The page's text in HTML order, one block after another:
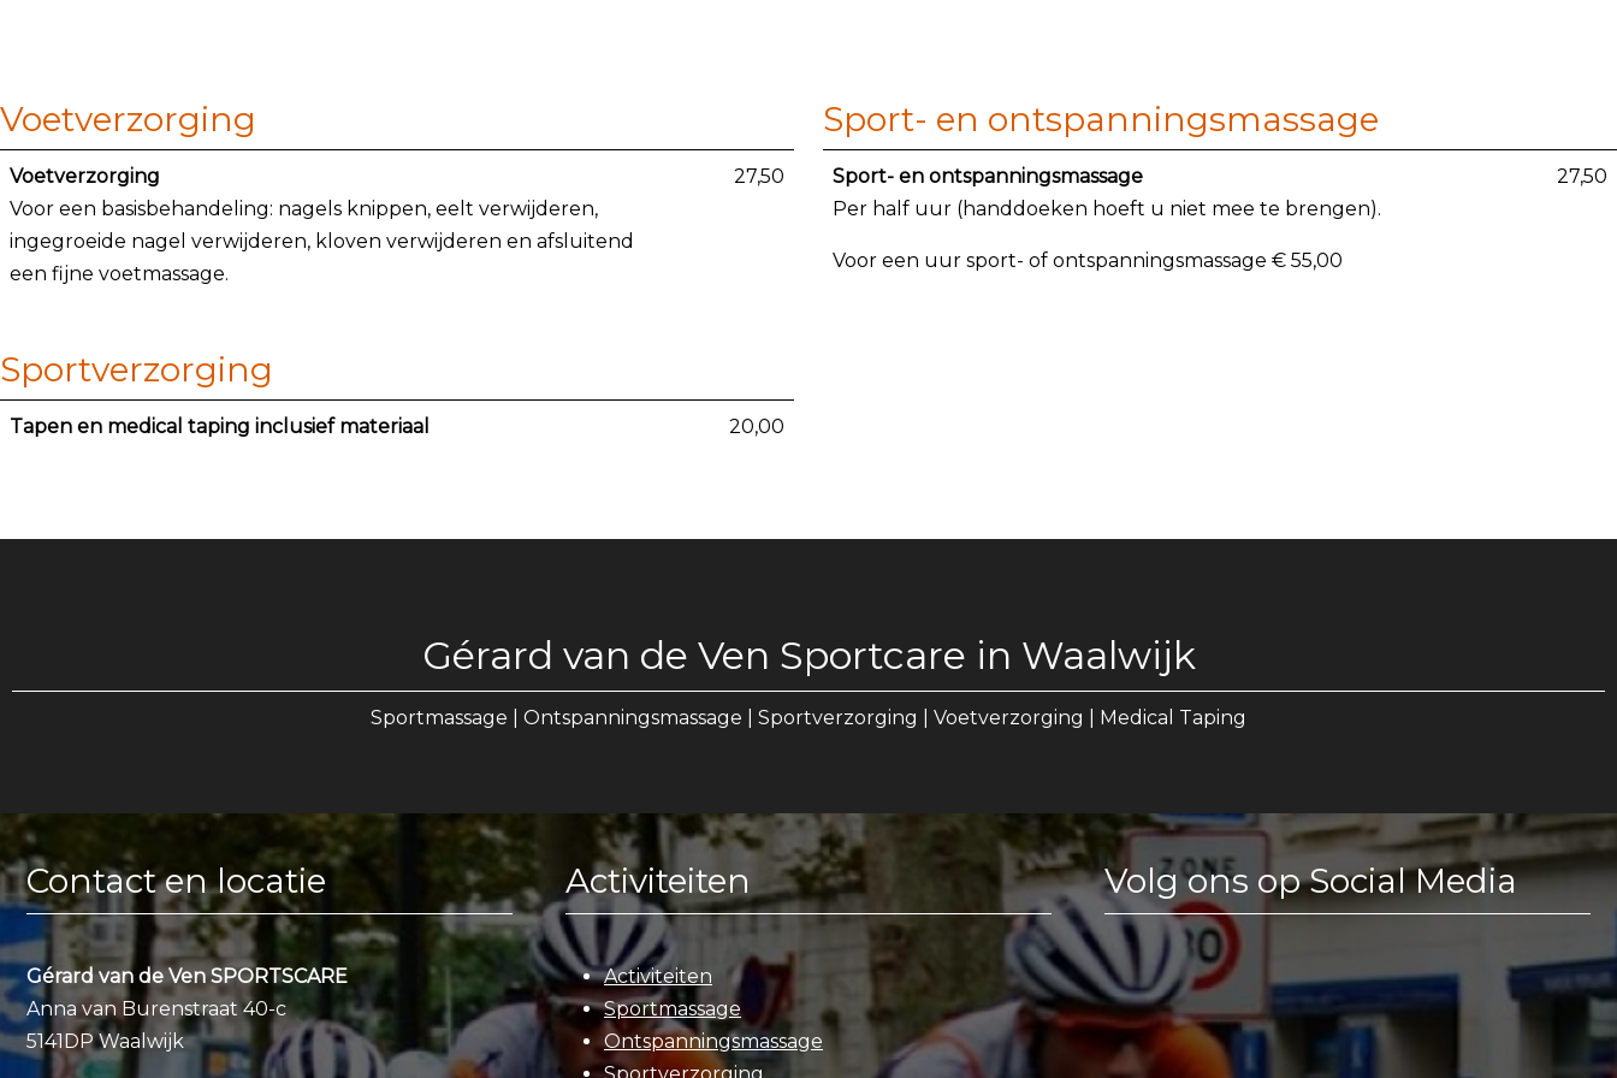
Voetverzorging
Voetverzorging
Voor een basisbehandeling: nagels knippen, eelt verwijderen,
ingegroeide nagel verwijderen, kloven verwijderen en afsluitend
een fijne voetmassage.
27,50
Sportverzorging
Tapen en medical taping inclusief materiaal 20,00
Sport- en ontspanningsmassage
Sport- en ontspanningsmassage
Per half uur (handdoeken hoeft u niet mee te brengen).
Voor een uur sport- of ontspanningsmassage € 55,00
27,50
Gérard van de Ven Sportcare in Waalwijk
Sportmassage | Ontspanningsmassage | Sportverzorging | Voetverzorging | Medical Taping
Contact en locatie
Gérard van de Ven SPORTSCARE
Anna van Burenstraat 40-c
5141DP Waalwijk
Activiteiten
Activiteiten
Sportmassage
Ontspanningsmassage
Volg ons op Social Media